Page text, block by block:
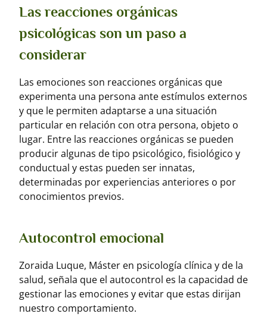
Las reacciones orgánicas
psicológicas son un paso a
considerar
Las emociones son reacciones orgánicas que
experimenta una persona ante estímulos externos
y que le permiten adaptarse a una situación
particular en relación con otra persona, objeto o
lugar. Entre las reacciones orgánicas se pueden
producir algunas de tipo psicológico, fisiológico y
conductual y estas pueden ser innatas,
determinadas por experiencias anteriores o por
conocimientos previos.
Autocontrol emocional
Zoraida Luque, Máster en psicología clínica y de la
salud, señala que el autocontrol es la capacidad de
gestionar las emociones y evitar que estas dirijan
nuestro comportamiento.